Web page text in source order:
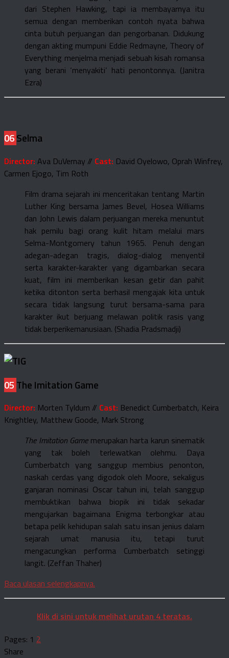
dari Stephen Hawking, tapi ia membayarnya itu
semua dengan memberikan contoh nyata bahwa
cinta butuh perjuangan dan pengorbanan. Didukung
dengan akting mumpuni Eddie Redmayne, Theory of
Everything menjelma menjadi sebuah kisah romansa
yang berani ‘menyakiti’ hati penontonnya. (Janitra
Ezra)
06Selma
Director: Ava DuVernay // Cast: David Oyelowo, Oprah Winfrey,
Carmen Ejogo, Tim Roth
Film drama sejarah ini menceritakan tentang Martin
Luther King bersama James Bevel, Hosea Williams
dan John Lewis dalam perjuangan mereka menuntut
hak pemilu bagi orang kulit hitam melalui mars
Selma-Montgomery tahun 1965. Penuh dengan
adegan-adegan tragis, dialog-dialog menyentil
serta karakter-karakter yang digambarkan secara
kuat, film ini memberikan kesan getir dan pahit
ketika ditonton serta berhasil mengajak kita untuk
secara tidak langsung turut bersama-sama para
karakter ikut berjuang melawan politik rasis yang
tidak berperikemanusiaan. (Shadia Pradsmadji)
05 The Imitation Game
Director: Morten Tyldum // Cast: Benedict Cumberbatch, Keira
Knightley, Matthew Goode, Mark Strong
The Imitation Gamemerupakan harta karun sinematik
yang tak boleh terlewatkan olehmu. Daya
Cumberbatch yang sanggup membius penonton,
naskah cerdas yang digodok oleh Moore, sekaligus
ganjaran nominasi Oscar tahun ini, telah sanggup
membuktikan bahwa biopik ini tidak sekadar
mengujarkan bagaimana Enigma terbongkar atau
betapa pelik kehidupan salah satu insan jenius dalam
sejarah umat manusia itu, tetapi turut
mengacungkan performa Cumberbatch setinggi
langit. (Zeffan Thaher)
Baca ulasan selengkapnya.
Klik di sini untuk melihat urutan 4 teratas.
Pages: 1 2
Share